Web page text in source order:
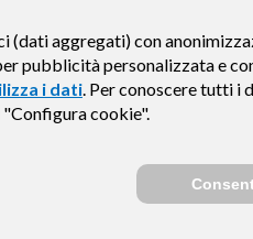
da esempio rappresentativo:
€ 920. Decorrenza media della
di prendere visione di tutte le
aggregati) con
pubblicità personalizzata e
i dati. Per conoscere tutti i
cookie".